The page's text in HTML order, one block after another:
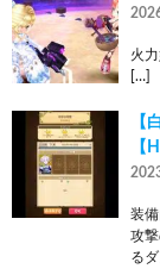
火
[…]
【
【
装
攻
る